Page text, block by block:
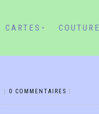
CARTES COUTURE
0 COMMENTAIRES